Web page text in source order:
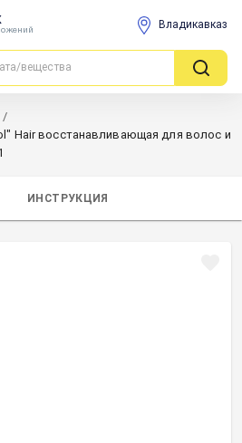
Владикавказ
/
Hair восстанавливающая для волос и
ИНСТРУКЦИЯ